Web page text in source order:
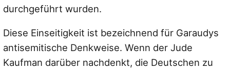
durchgeführt wurden.
Diese Einseitigkeit ist bezeichnend für Garaudys
antisemitische Denkweise. Wenn der Jude
Kaufman darüber nachdenkt, die Deutschen zu